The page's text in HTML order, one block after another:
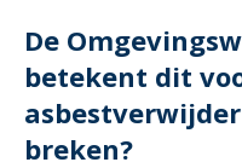
De
betekent dit
breken?